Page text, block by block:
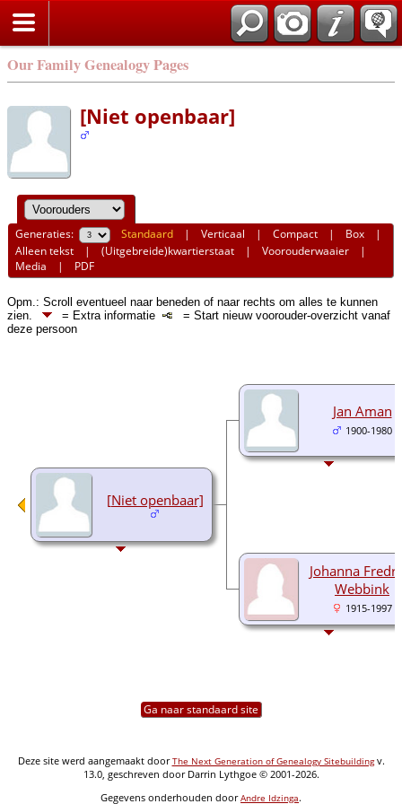
Our Family Genealogy Pages
[Niet openbaar]
Generaties: Standaard |Verticaal |Compact | Box |
Alleen tekst |(Uitgebreide)kwartierstaat |Voorouderwaaier |
Media | PDF
Opm.: Scroll eventueel naar beneden of naar rechts om alles te kunnen
zien.
= Extra informatie
= Start nieuw voorouder-overzicht vanaf
deze persoon
[Niet openbaar]
Jan Aman
1900-1980
Johanna
Webbink
1915-1997
Ga naar standaard site
Deze site werd aangemaakt doorThe Next Generation of Genealogy Sitebuildingv.
13.0, geschreven door Darrin Lythgoe © 2001-2026.
Gegevens onderhouden doorAndre Idzinga.